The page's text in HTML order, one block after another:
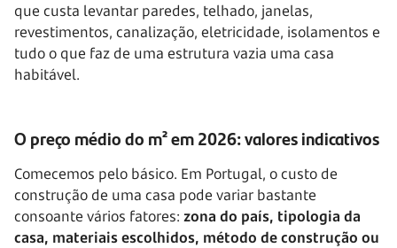
que custa levantar paredes, telhado, janelas,
revestimentos, canalização, eletricidade, isolamentos e
tudo o que faz de uma estrutura vazia uma casa
habitável.
O preço médio do m² em 2026: valores indicativos
Comecemos pelo básico. Em Portugal, o custo de
construção de uma casa pode variar bastante
consoante vários fatores: zona do país, tipologia da
casa, materiais escolhidos, método de construção ou